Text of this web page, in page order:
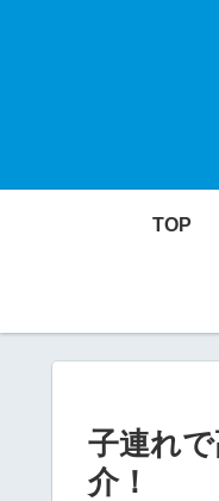
TOP
子連れ
介！